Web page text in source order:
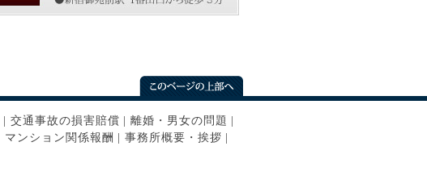
交通事故の損害賠償 離婚・男女の問題
マンション関係報酬 事務所概要・挨拶